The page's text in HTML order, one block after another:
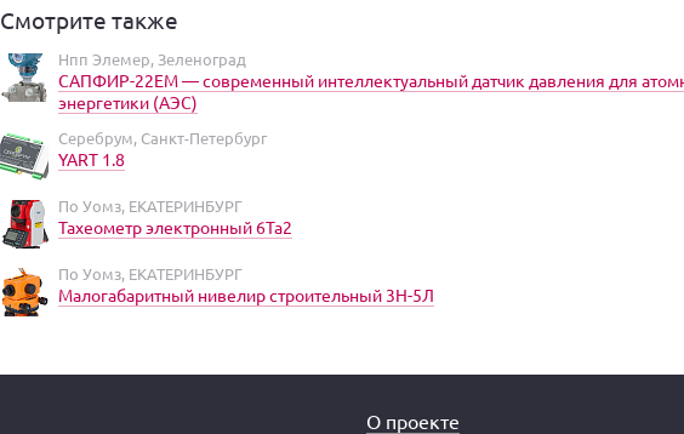
Смотрите также
Нпп Элемер, Зеленоград
САПФИР-22ЕМ — современный интеллектуальный датчик давления для
энергетики (АЭС)
Серебрум, Санкт-Петербург
YART 1.8
По Уомз, ЕКАТЕРИНБУРГ
Тахеометр электронный 6Та2
По Уомз, ЕКАТЕРИНБУРГ
Малогабаритный нивелир строительный 3Н-5Л
О проекте